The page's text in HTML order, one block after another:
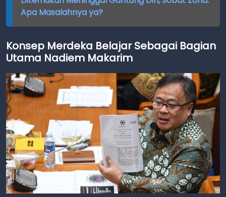
Apa Masalahnya ya?
Konsep Merdeka Belajar Sebagai Bagian
Utama Nadiem Makarim